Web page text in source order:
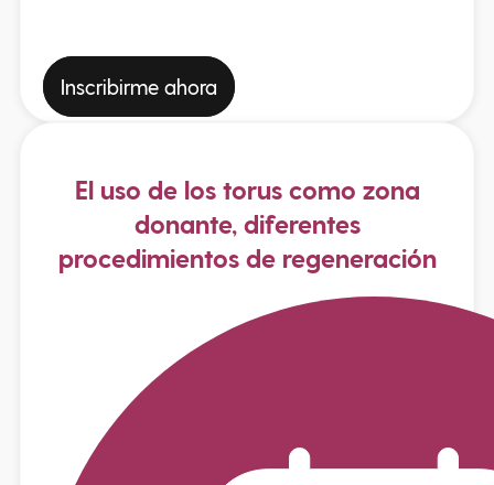
Inscribirme ahora
El uso de los torus como zona
donante, diferentes
procedimientos de regeneración